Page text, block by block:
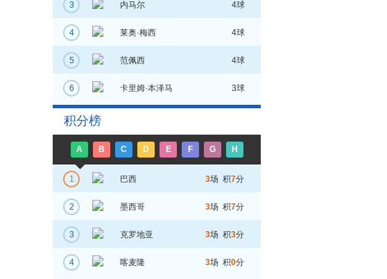
3 内马尔 4球
4 莱奥·梅西 4球
5 范佩西 4球
6 卡里姆·本泽马 3球
积分榜
A B C D E F G H
1 巴西 3场 积7分
2 墨西哥 3场 积7分
3 克罗地亚 3场 积3分
4 喀麦隆 3场 积0分